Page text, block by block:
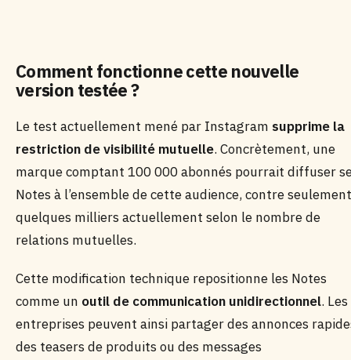
Comment fonctionne cette nouvelle
version testée ?
Le test actuellement mené par Instagram supprime la
restriction de visibilité mutuelle. Concrètement, une
marque comptant 100 000 abonnés pourrait diffuser
Notes à l’ensemble de cette audience, contre seulement
quelques milliers actuellement selon le nombre de
relations mutuelles.
Cette modification technique repositionne les Notes
comme un outil de communication unidirectionnel. Les
entreprises peuvent ainsi partager des annonces
des teasers de produits ou des messages